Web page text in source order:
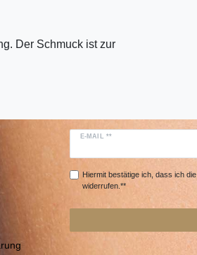
Der Schmuck ist zur
E-MAIL **
Hiermit bestätige ich, dass ich die
widerrufen.**